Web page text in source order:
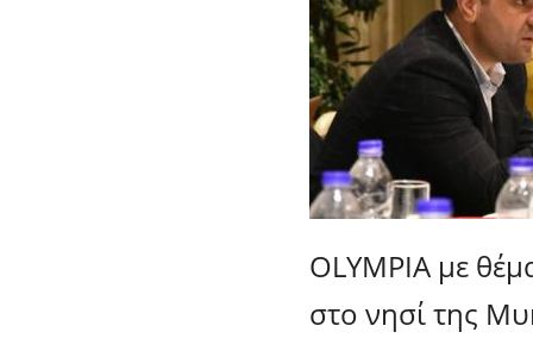
OLYMPIA με
στο νησί της